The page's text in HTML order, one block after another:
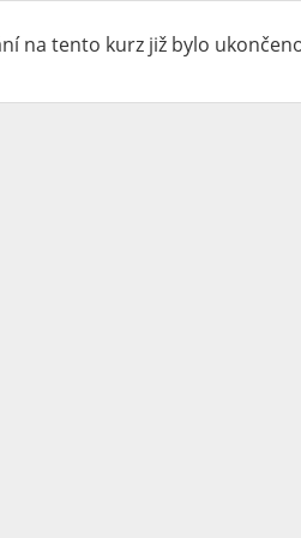
na tento kurz již bylo